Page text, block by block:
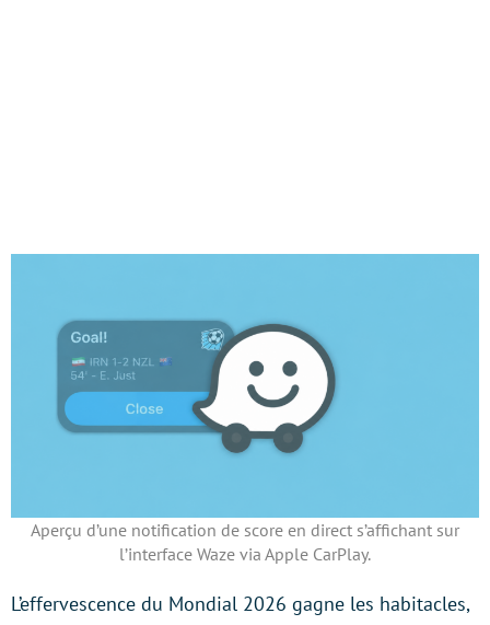
Aperçu d’une notification de score en direct s’affichant sur
l’interface Waze via Apple CarPlay.
L’effervescence du Mondial 2026 gagne les habitacles,